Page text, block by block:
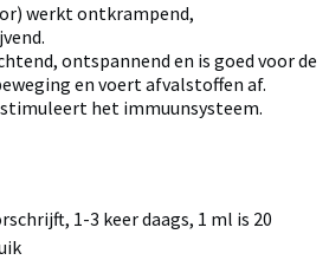
werkt ontkrampend,
ontspannend en is goed voor de
en voert afvalstoffen af.
het immuunsysteem.
1-3 keer daags, 1 ml is 20